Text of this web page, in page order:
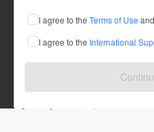
I agree to the Terms of Use and
I agree to the International
これまでに1件のプロジェクト
在住国：日本 現在地：東京都
出身国：日本 出身地：東京都